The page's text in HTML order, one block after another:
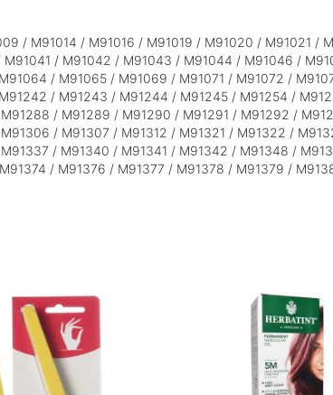
/ M91014 / M91016 / M91019 / M91020 / M91021
/ M91042 / M91043 / M91044 / M91046 /
/ M91065 / M91069 / M91071 / M91072 /
/ M91243 / M91244 / M91245 / M91254 /
/ M91289 / M91290 / M91291 / M91292 /
/ M91307 / M91312 / M91321 / M91322 /
/ M91340 / M91341 / M91342 / M91348 /
/ M91376 / M91377 / M91378 / M91379 /